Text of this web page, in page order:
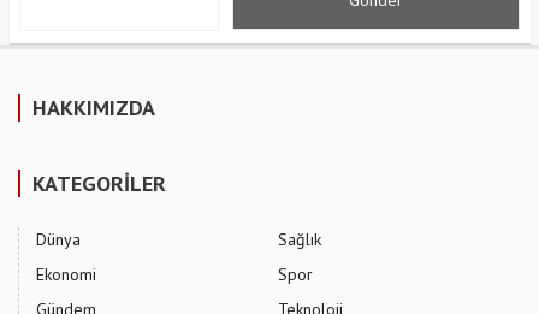
HAKKIMIZDA
KATEGORİLER
Dünya
Ekonomi
Gündem
Sağlık
Spor
Teknoloji